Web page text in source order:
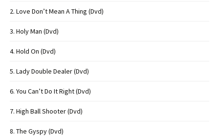
2. Love Don’t Mean A Thing (Dvd)
3. Holy Man (Dvd)
4. Hold On (Dvd)
5. Lady Double Dealer (Dvd)
6. You Can’t Do It Right (Dvd)
7. High Ball Shooter (Dvd)
8. The Gyspy (Dvd)